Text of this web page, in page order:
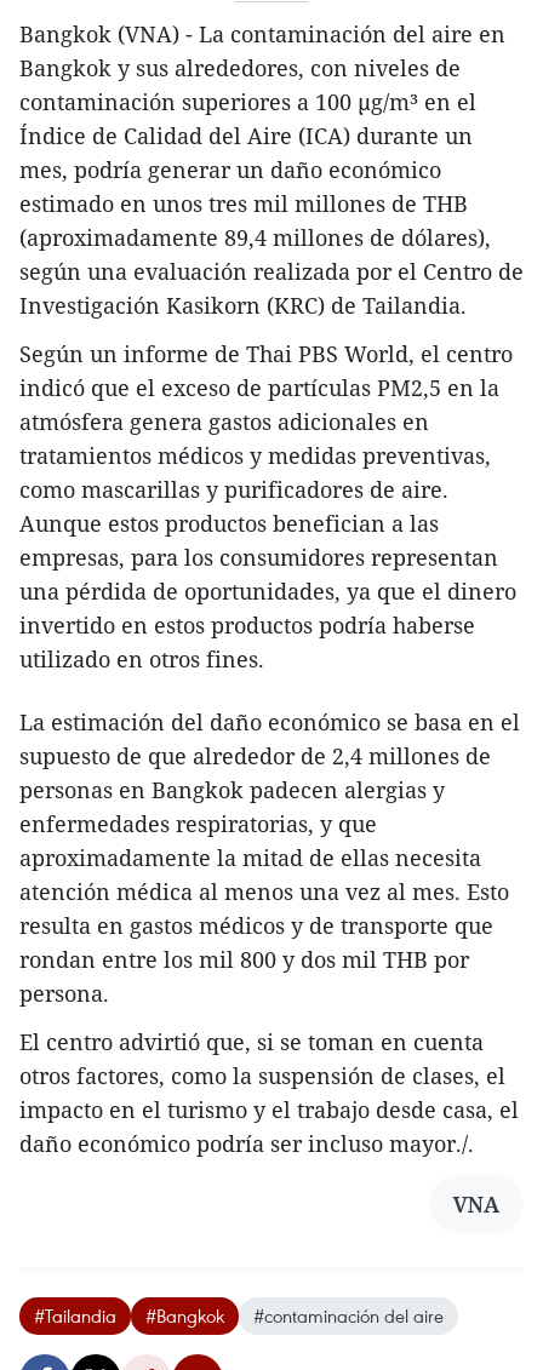
Bangkok (VNA) - La contaminación del aire en
Bangkok y sus alrededores, con niveles de
contaminación superiores a 100 µg/m³ en el
Índice de Calidad del Aire (ICA) durante un
mes, podría generar un daño económico
estimado en unos tres mil millones de THB
(aproximadamente 89,4 millones de dólares),
según una evaluación realizada por el Centro de
Investigación Kasikorn (KRC) de Tailandia.
Según un informe de Thai PBS World, el centro
indicó que el exceso de partículas PM2,5 en la
atmósfera genera gastos adicionales en
tratamientos médicos y medidas preventivas,
como mascarillas y purificadores de aire.
Aunque estos productos benefician a las
empresas, para los consumidores representan
una pérdida de oportunidades, ya que el dinero
invertido en estos productos podría haberse
utilizado en otros fines.
La estimación del daño económico se basa en el
supuesto de que alrededor de 2,4 millones de
personas en Bangkok padecen alergias y
enfermedades respiratorias, y que
aproximadamente la mitad de ellas necesita
atención médica al menos una vez al mes. Esto
resulta en gastos médicos y de transporte que
rondan entre los mil 800 y dos mil THB por
persona.
El centro advirtió que, si se toman en cuenta
otros factores, como la suspensión de clases, el
impacto en el turismo y el trabajo desde casa, el
daño económico podría ser incluso mayor./.
VNA
#Tailandia #Bangkok #contaminación del aire